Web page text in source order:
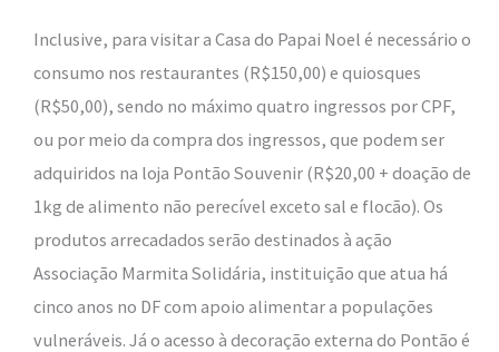
Inclusive, para visitar a Casa do Papai Noel é necessário o
consumo nos restaurantes (R$150,00) e quiosques
(R$50,00), sendo no máximo quatro ingressos por CPF,
ou por meio da compra dos ingressos, que podem ser
adquiridos na loja Pontão Souvenir (R$20,00 + doação de
1kg de alimento não perecível exceto sal e flocão). Os
produtos arrecadados serão destinados à ação
Associação Marmita Solidária, instituição que atua há
cinco anos no DF com apoio alimentar a populações
vulneráveis. Já o acesso à decoração externa do Pontão é